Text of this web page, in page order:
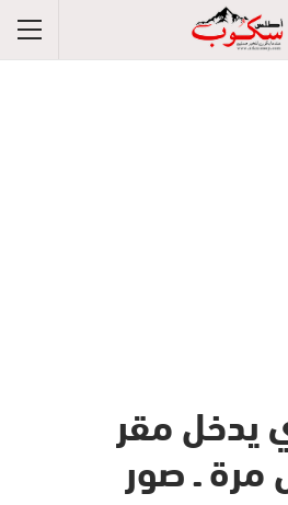
يدخل مقر
مرة ـ صور